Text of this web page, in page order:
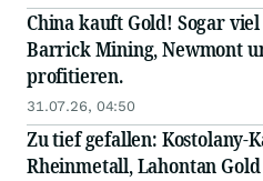
China kauft Gold! Sogar
Barrick Mining, Newmont
profitieren.
31.07.26, 04:50
Zu tief gefallen: Kostolany-
Rheinmetall, Lahontan